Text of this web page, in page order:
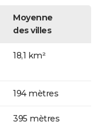
Moyenne
des villes
18,1 km²
194 mètres
395 mètres